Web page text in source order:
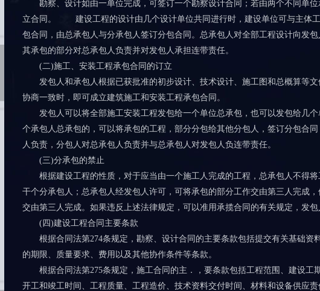
勘察、设计如由一单位完成，可签订一个勘察设计合同；若由两个不同单位
立合同。 建设工程的设计由几个设计单位共同进行时，建设单位可与主体
包合同，由总承包人与分承包人签订分包合同。总承包人对全部工程设计向发
其承包的部分对总承包人负责并对发包人承担连带责任。
(二)施工、安装工程承包合同的订立
发包人和承包人根据已获批准的初步设计、技术设计、施工图和总概算等文
协商一致时，即可成立建筑施工和安装工程承包合同。
发包人可以将全部施工安装工程发包给一个单位总承包，也可以发包给几个
个承包人总承包的，可以将承包的工程，部分分包给其他分包人，签订分包合
人负责，分包人对总承包人负责并与总承包人对发包人负连带责任。
(三)分承包的禁止
根据建设工程的性质，对于应当由一个施工人完成的工程，总承包人不得将
干个分承包人；总承包人经发包人许可，可将承包的部分工作交由第三人完成
交由第三人完成。如果违反上述法律规定，可以准用承揽合同的有关规定，发包
(四)建设工程合同主要条款
根据合同法第274条规定，勘察、设计合同的主要条款包括提交有关基础资
的期限、质量要求、费用以及其他协作条件等条款。
根据合同法第275条规定，施工合同的主．，要条款包括工程范围、建设工
开工和竣工时间、工程质量、工程造价、技术资料交付时间、材料和设备供应责